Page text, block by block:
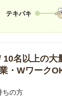
テキパキ
10名以上の大
・Wワーク
ちの方